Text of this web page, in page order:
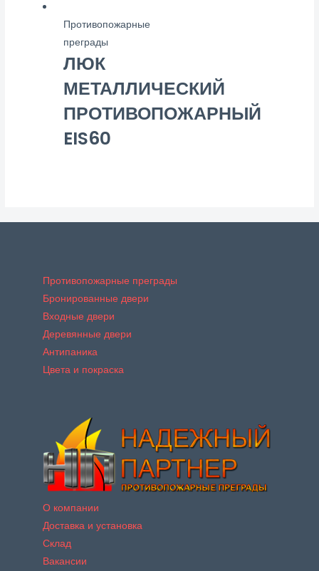
Противопожарные
преграды
ЛЮК
МЕТАЛЛИЧЕСКИЙ
ПРОТИВОПОЖАРНЫЙ
EIS60
Противопожарные преграды
Бронированные двери
Входные двери
Деревянные двери
Антипаника
Цвета и покраска
О компании
Доставка и установка
Склад
Вакансии